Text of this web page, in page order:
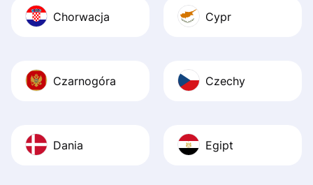
Chorwacja Cypr
Czarnogóra Czechy
Dania Egipt